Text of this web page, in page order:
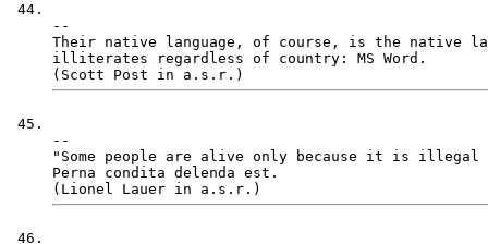
--
Their native language, of course, is the native
illiterates regardless of country: MS Word.
--
"Some people are alive only because it is
Perna condita delenda est.